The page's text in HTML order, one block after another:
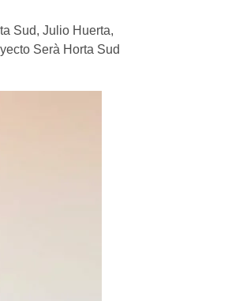
Sud, Julio Huerta,
Serà Horta Sud